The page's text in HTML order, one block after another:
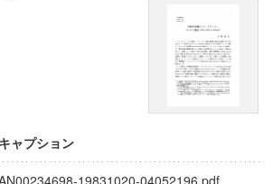
キャプション
19831020-04052196.pdf